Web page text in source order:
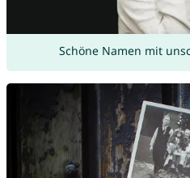
Schöne Namen mit